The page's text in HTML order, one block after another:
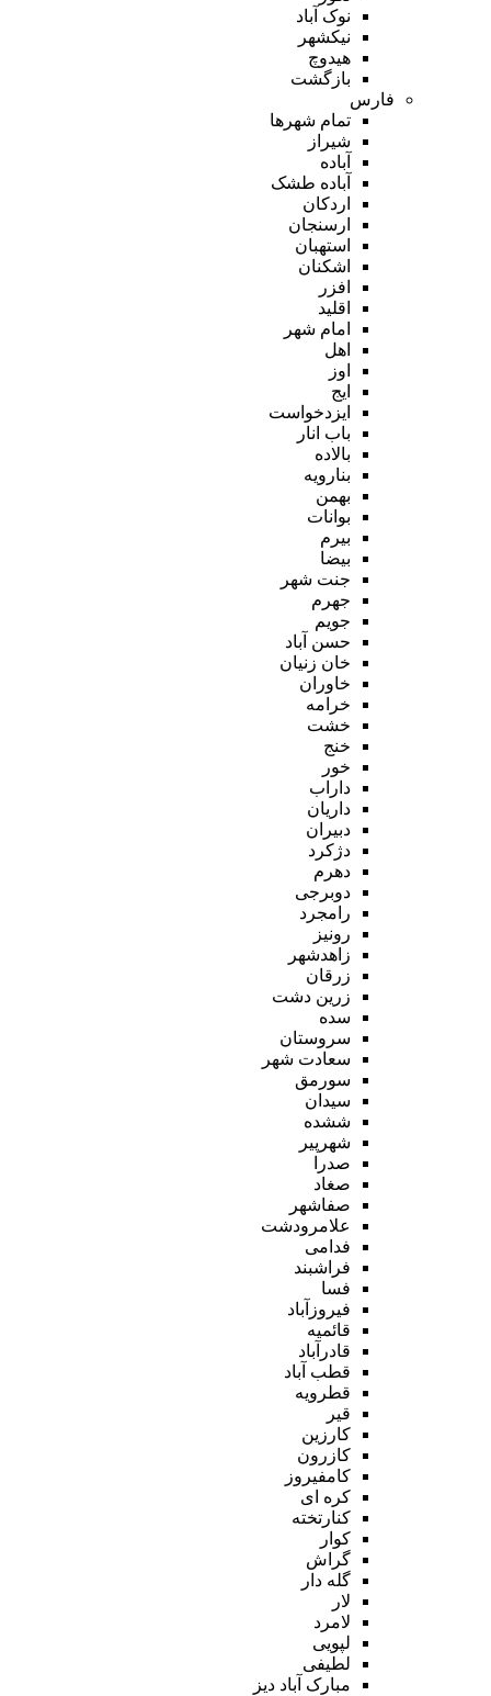
نوک آباد
نیکشهر
هیدوچ
بازگشت
فارس
تمام شهر‌ها
شیراز
آباده
آباده طشک
اردکان
ارسنجان
استهبان
اشکنان
افزر
اقلید
امام شهر
اهل
اوز
ایج
ایزدخواست
باب انار
بالاده
بنارویه
بهمن
بوانات
بیرم
بیضا
جنت شهر
جهرم
جویم
حسن آباد
خان زنیان
خاوران
خرامه
خشت
خنج
خور
داراب
داریان
دبیران
دژکرد
دهرم
دوبرجی
رامجرد
رونیز
زاهدشهر
زرقان
زرین دشت
سده
سروستان
سعادت شهر
سورمق
سیدان
ششده
شهرپیر
صدرا
صغاد
صفاشهر
علامرودشت
فدامی
فراشبند
فسا
فیروزآباد
قائمیه
قادرآباد
قطب آباد
قطرویه
قیر
کارزین
کازرون
کامفیروز
کره ای
کنارتخته
کوار
گراش
گله دار
لار
لامرد
لپویی
لطیفی
مبارک آباد دیز